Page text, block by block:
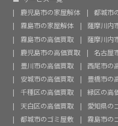
鹿児島市の家屋解体
都城市
霧島市の家屋解体
薩摩川内
霧島市の高価買取
薩摩川内
鹿児島市の高価買取
名古屋
豊川市の高価買取
西尾市の
安城市の高価買取
豊橋市の
千種区の高価買取
緑区の高
天白区の高価買取
愛知県の
都城市のゴミ屋敷
霧島市の